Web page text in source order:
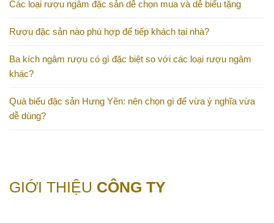
Các loại rượu ngâm đặc sản dễ chọn mua và dễ biếu tặng
Rượu đặc sản nào phù hợp để tiếp khách tại nhà?
Ba kích ngâm rượu có gì đặc biệt so với các loại rượu ngâm
khác?
Quà biếu đặc sản Hưng Yên: nên chọn gì để vừa ý nghĩa vừa
dễ dùng?
GIỚI THIỆU CÔNG TY